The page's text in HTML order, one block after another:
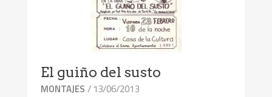
El guiño del susto
MONTAJES / 13/06/2013